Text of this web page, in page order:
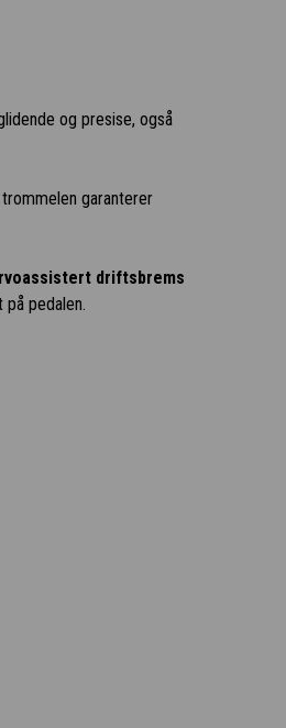
og presise, også
garanterer
driftsbrems
pedalen.